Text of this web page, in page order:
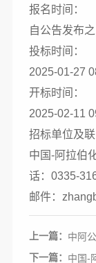
报名时间：
自公告发布
投标时间：
2025-01-27
开标时间：
2025-02-11
招标单位及联
中国-阿拉伯
话：0335-
邮件：
上一篇： 中阿
下一篇：